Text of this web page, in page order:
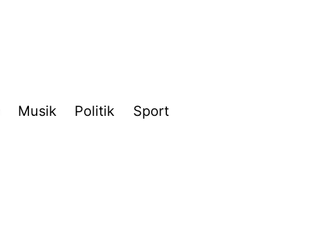
Musik Politik Sport